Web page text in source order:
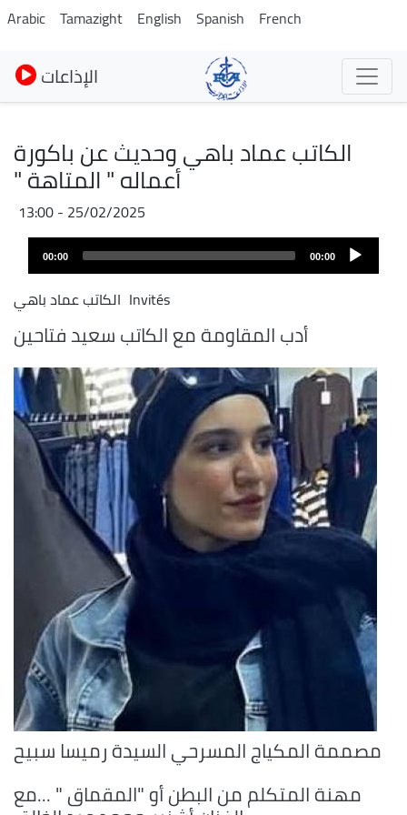
Pasar
al
contenido
principal
Arabic Tamazight English Spanish French
الإذاعات
الكاتب عماد باهي وحديث عن باكورة
أعماله " المتاهة "
25/02/2025 - 13:00
00:00
00:00
Invités الكاتب عماد باهي
أدب المقاومة مع الكاتب سعيد فتاحين
مصممة المكياج المسرحي السيدة رميسا سبيح
مهنة المتكلم من البطن أو "المقماق " ...مع